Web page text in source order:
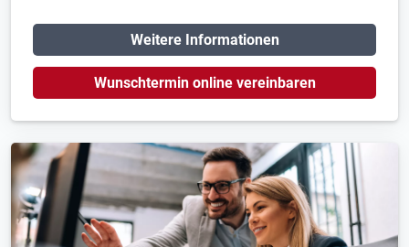
Öffnet in neuem Tab
Weitere Informationen
Öffnet in neuem Tab
Wunschtermin online vereinbaren